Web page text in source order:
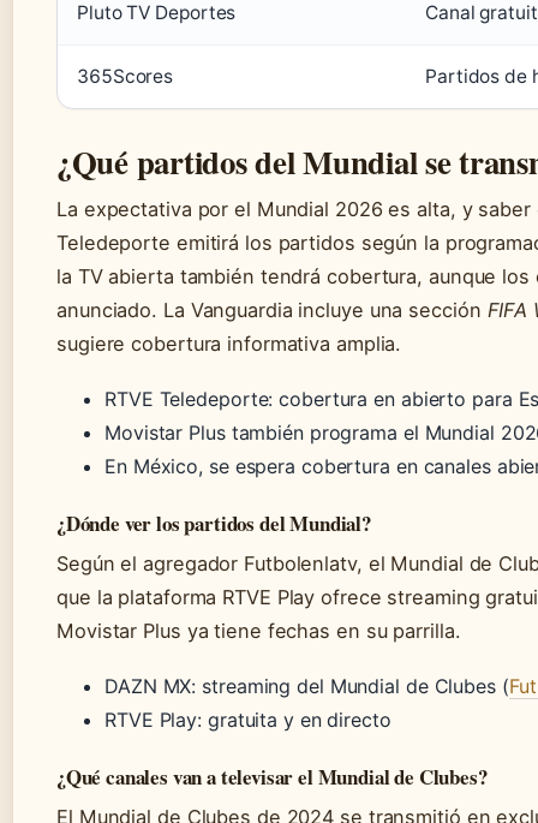
Pluto TV Deportes Canal
365Scores Partidos de
¿Qué partidos del Mundial se
La expectativa por el Mundial 2026 es alta, y
Teledeporte emitirá los partidos según la
la TV abierta también tendrá cobertura, aunque
anunciado. La Vanguardia incluye una sección FIFA
sugiere cobertura informativa amplia.
RTVE Teledeporte: cobertura en abierto para
Movistar Plus también programa el Mundial
En México, se espera cobertura en canales
¿Dónde ver los partidos del Mundial?
Según el agregador Futbolenlatv, el Mundial de
que la plataforma RTVE Play ofrece streaming
Movistar Plus ya tiene fechas en su parrilla.
DAZN MX: streaming del Mundial de Clubes (
RTVE Play: gratuita y en directo
¿Qué canales van a televisar el Mundial de Clubes?
El Mundial de Clubes de 2024 se transmitió en